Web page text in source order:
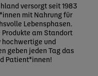
versorgt seit 1983
mit Nahrung für
Lebensphasen.
am Standort
und
geben jeden Tag das
Patient*innen!